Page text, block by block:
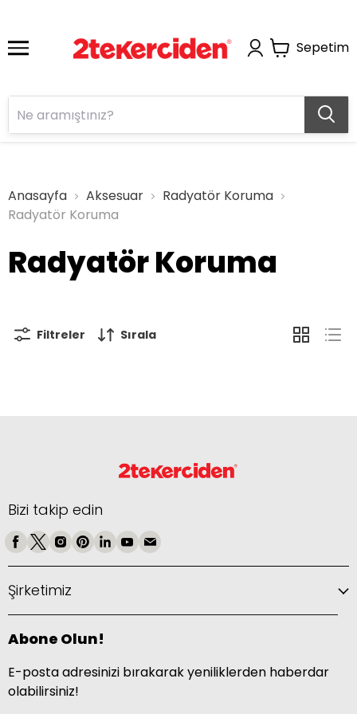
Sepetim
Anasayfa Aksesuar
Radyatör Koruma
Radyatör Koruma
Radyatör Koruma
Filtreler Sırala
Bizi takip edin
Şirketimiz
Abone Olun!
E-posta adresinizi bırakarak yeniliklerden haberdar
olabilirsiniz!